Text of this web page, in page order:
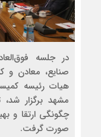
در جلسه
صنایع، معادن و
هیات رئیسه
مشهد برگزار
چگونگی ارتقا و
صورت گرفت.